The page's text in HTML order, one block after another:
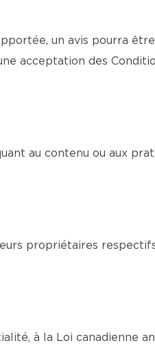
un avis pourra
acceptation des
au contenu ou aux
propriétaires
à la Loi canadienne